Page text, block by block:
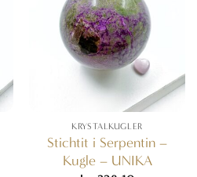
KRYSTALKUGLER
Stichtit i Serpentin –
Kugle – UNIKA